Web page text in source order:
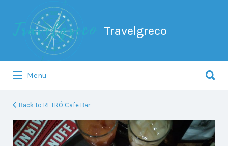
Travelgreco
Search
Menu
for:
RETRÓ
Cafe
Back to RETRÓ Cafe Bar